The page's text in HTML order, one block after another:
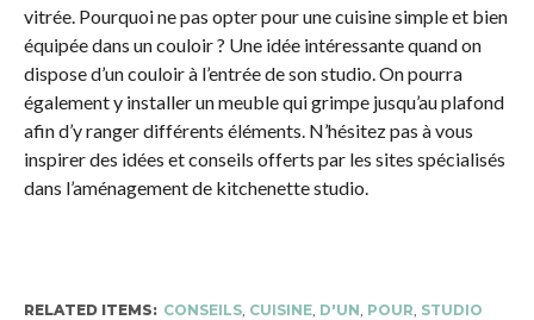
vitrée. Pourquoi ne pas opter pour une cuisine simple et bien
équipée dans un couloir ? Une idée intéressante quand on
dispose d’un couloir à l’entrée de son studio. On pourra
également y installer un meuble qui grimpe jusqu’au plafond
afin d’y ranger différents éléments. N’hésitez pas à vous
inspirer des idées et conseils offerts par les sites spécialisés
dans l’aménagement de kitchenette studio.
RELATED ITEMS: CONSEILS, CUISINE, D'UN POUR STUDIO